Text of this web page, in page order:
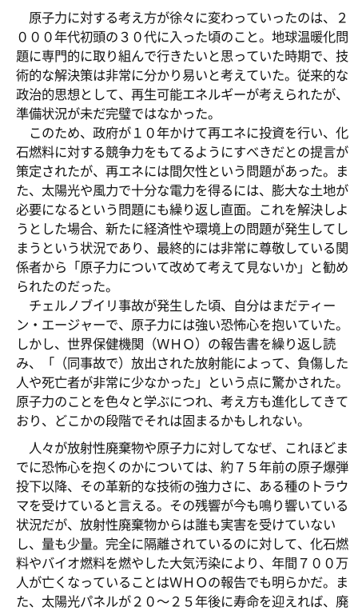
原子力に対する考え方が徐々に変わっていったのは、２
０００年代初頭の３０代に入った頃のこと。地球温暖化問
題に専門的に取り組んで行きたいと思っていた時期で、技
術的な解決策は非常に分かり易いと考えていた。従来的な
政治的思想として、再生可能エネルギーが考えられたが、
準備状況が未だ完璧ではなかった。
このため、政府が１０年かけて再エネに投資を行い、化
石燃料に対する競争力をもてるようにすべきだとの提言が
策定されたが、再エネには間欠性という問題があった。ま
た、太陽光や風力で十分な電力を得るには、膨大な土地が
必要になるという問題にも繰り返し直面。これを解決しよ
うとした場合、新たに経済性や環境上の問題が発生してし
まうという状況であり、最終的には非常に尊敬している関
係者から「原子力について改めて考えて見ないか」と勧め
られたのだった。
チェルノブイリ事故が発生した頃、自分はまだティー
ン・エージャーで、原子力には強い恐怖心を抱いていた。
しかし、世界保健機関（ＷＨＯ）の報告書を繰り返し読
み、「（同事故で）放出された放射能によって、負傷した
人や死亡者が非常に少なかった」という点に驚かされた。
原子力のことを色々と学ぶにつれ、考え方も進化してきて
おり、どこかの段階でそれは固まるかもしれない。
人々が放射性廃棄物や原子力に対してなぜ、これほどま
でに恐怖心を抱くのかについては、約７５年前の原子爆弾
投下以降、その革新的な技術の強力さに、ある種のトラウ
マを受けていると言える。その残響が今も鳴り響いている
状況だが、放射性廃棄物からは誰も実害を受けていない
し、量も少量。完全に隔離されているのに対して、化石燃
料やバイオ燃料を燃やした大気汚染により、年間７００万
人が亡くなっていることはＷＨＯの報告でも明らかだ。ま
た、太陽光パネルが２０～２５年後に寿命を迎えれば、廃